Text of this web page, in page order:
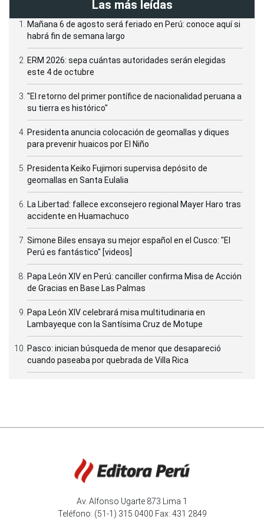
Las más leídas
Mañana 6 de agosto será feriado en Perú: conoce aquí si
habrá fin de semana largo
ERM 2026: sepa cuántas autoridades serán elegidas
este 4 de octubre
"El retorno del primer pontífice de nacionalidad peruana a
su tierra es histórico"
Presidenta anuncia colocación de geomallas y diques
para prevenir huaicos por El Niño
Presidenta Keiko Fujimori supervisa depósito de
geomallas en Santa Eulalia
La Libertad: fallece exconsejero regional Mayer Haro tras
accidente en Huamachuco
Simone Biles ensaya su mejor español en el Cusco: "El
Perú es fantástico" [videos]
Papa León XIV en Perú: canciller confirma Misa de Acción
de Gracias en Base Las Palmas
Papa León XIV celebrará misa multitudinaria en
Lambayeque con la Santísima Cruz de Motupe
Pasco: inician búsqueda de menor que desapareció
cuando paseaba por quebrada de Villa Rica
Av. Alfonso Ugarte 873 Lima 1
Teléfono: (51-1) 315 0400 Fax: 431 2849